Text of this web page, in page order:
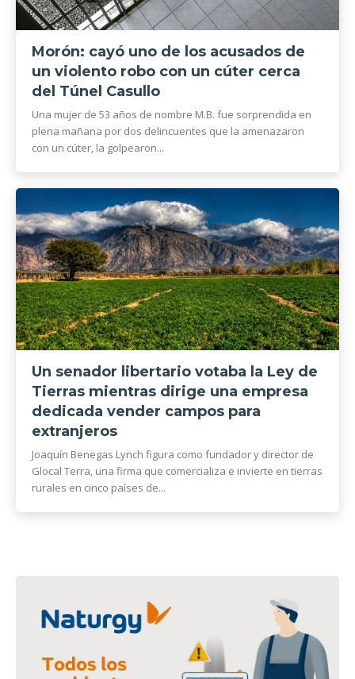
Morón: cayó uno de los acusados de
un violento robo con un cúter cerca
del Túnel Casullo
Una mujer de 53 años de nombre M.B. fue sorprendida en
plena mañana por dos delincuentes que la amenazaron
con un cúter, la golpearon...
Un senador libertario votaba la Ley de
Tierras mientras dirige una empresa
dedicada vender campos para
extranjeros
Joaquín Benegas Lynch figura como fundador y director de
Glocal Terra, una firma que comercializa e invierte en tierras
rurales en cinco países de...